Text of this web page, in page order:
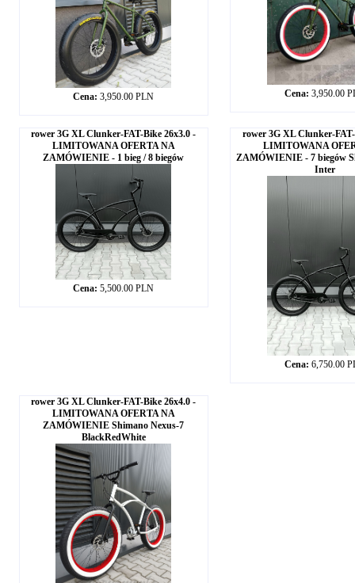
Cena: 3,950.00 PLN Cena: 3,950.00
rower 3G XL Clunker-FAT-Bike 26x3.0 -
LIMITOWANA OFERTA NA
ZAMÓWIENIE - 1 bieg / 8 biegów
Cena: 5,500.00 PLN
rower 3G XL Clunker-
LIMITOWANA
ZAMÓWIENIE - 7 biegów
Inter
Cena: 6,750.00
rower 3G XL Clunker-FAT-Bike 26x4.0 -
LIMITOWANA OFERTA NA
ZAMÓWIENIE Shimano Nexus-7
BlackRedWhite